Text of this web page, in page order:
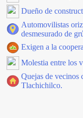
Dueño de
Automovilistas
desmesurado de
Exigen a la
Molestia entre los
Quejas de vecinos
Tlachichilco.